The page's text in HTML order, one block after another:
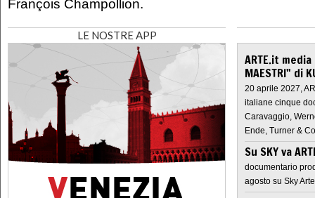
François Champollion.
LE NOSTRE APP
ARTE.it
MAESTRI" di
20 aprile 2027,
italiane cinque
Caravaggio,
Ende, Turner &
Su SKY va
documentario
agosto su Sky Arte